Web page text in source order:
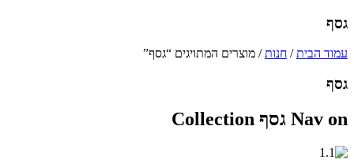
גסף
עמוד הבית/חנות/ מוצרים המתויגים “גסף”
גסף
Nav on גסף Collection